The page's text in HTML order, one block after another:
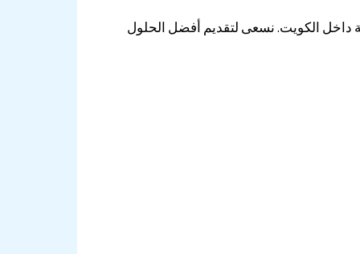
داخل الكويت. نسعى لتقديم أفضل الحلول